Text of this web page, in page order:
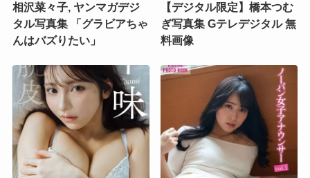
相沢菜々子, ヤンマガデジ
タル写真集 「グラビアちゃ
んはバズりたい」
【デジタル限定】橋本つむ
ぎ写真集 Gテレデジタル 無
料画像